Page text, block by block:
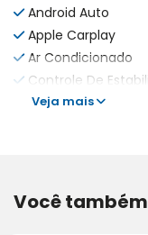
Android Auto
Apple Carplay
Ar Condicionado
Controle De
Veja mais
Você